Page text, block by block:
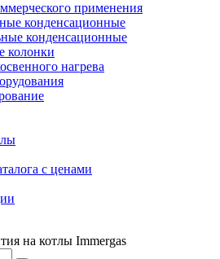
применения
конденсационные
конденсационные
колонки
нагрева
с ценами
на котлы Immergas